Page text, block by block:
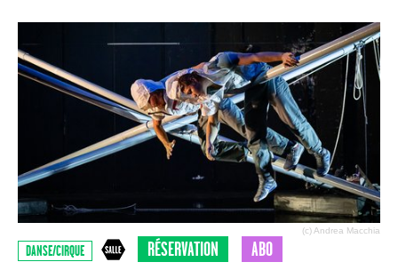
(c) Andrea Macchia
DANSE/CIRQUE RÉSERVATION ABO